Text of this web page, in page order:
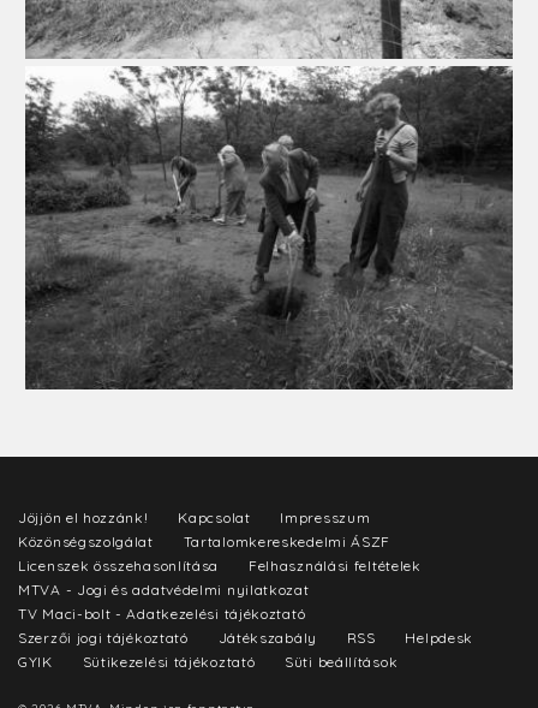
Jöjjön el hozzánk! Kapcsolat
Impresszum
Közönségszolgálat
Tartalomkereskedelmi ÁSZF
Licenszek összehasonlítása
Felhasználási feltételek
MTVA - Jogi és adatvédelmi nyilatkozat
TV Maci-bolt - Adatkezelési tájékoztató
Szerzői jogi tájékoztató
Játékszabály RSS
Helpdesk
GYIK
Sütikezelési tájékoztató Süti beállítások